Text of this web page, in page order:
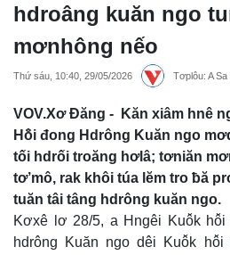
hdroâng kuăn ngo
mơnhông nếo
Thứ sáu, 10:40, 29/05/2026 Tơplôu: A
VOV.Xơ Đăng - Kăn xiâm hnê
Hô̆i đong Hdrông Kuăn ngo
tối hdrối troăng hơlâ; tơniăn
tơ’mô, rak khôi túa lĕm tro ƀă
tuăn tâi tâng hdrông kuăn ngo.
Kơxê lơ 28/5, a Hngêi Kuô̆k hô̆i
hdrông Kuăn ngo dêi Kuô̆k